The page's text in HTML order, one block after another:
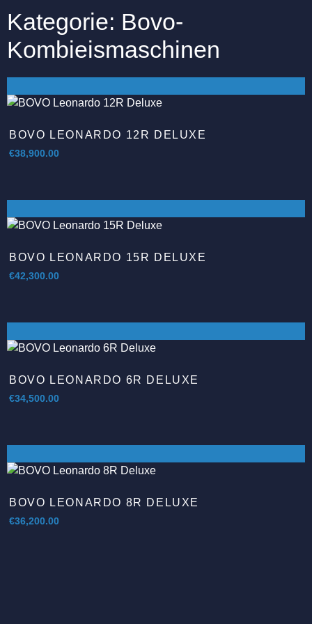
Kategorie: Bovo-
Kombieismaschinen
BOVO LEONARDO 12R DELUXE
€38,900.00
BOVO LEONARDO 15R DELUXE
€42,300.00
BOVO LEONARDO 6R DELUXE
€34,500.00
BOVO LEONARDO 8R DELUXE
€36,200.00